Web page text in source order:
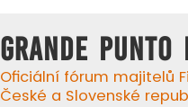
GRANDE PUNTO
Oficiální fórum majitelů
České a Slovenské